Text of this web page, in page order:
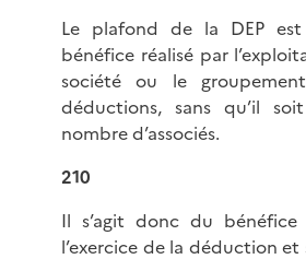
Le plafond de la DEP est
bénéfice réalisé par
société ou le
déductions, sans qu’il
nombre d’associés.
210
Il s’agit donc du
l’exercice de la déduction et